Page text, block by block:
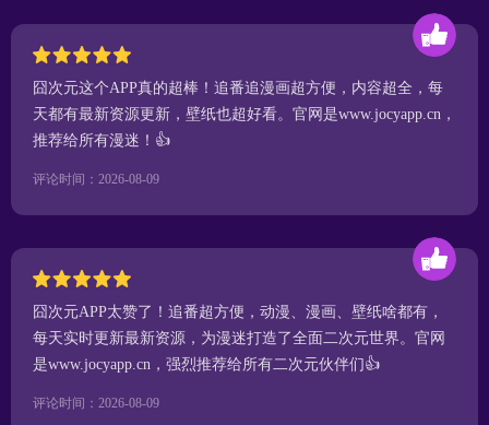
囧次元这个APP真的超棒！追番追漫画超方便，内容超全，每
天都有最新资源更新，壁纸也超好看。官网是www.jocyapp.cn，
推荐给所有漫迷！👍
评论时间：2026-08-09
囧次元APP太赞了！追番超方便，动漫、漫画、壁纸啥都有，
每天实时更新最新资源，为漫迷打造了全面二次元世界。官网
是www.jocyapp.cn，强烈推荐给所有二次元伙伴们👍
评论时间：2026-08-09